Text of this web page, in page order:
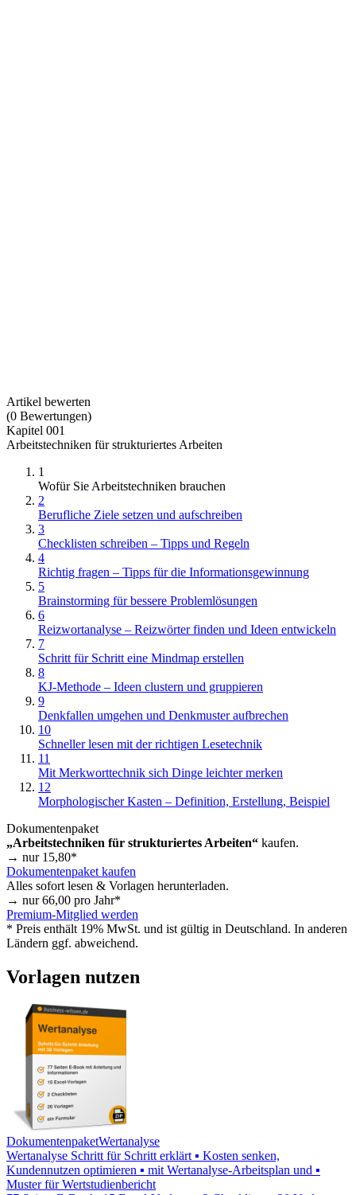
Artikel bewerten
(0 Bewertungen)
Kapitel 001
Arbeitstechniken für strukturiertes Arbeiten
1
Wofür Sie Arbeitstechniken brauchen
2
Berufliche Ziele setzen und aufschreiben
3
Checklisten schreiben – Tipps und Regeln
4
Richtig fragen – Tipps für die Informationsgewinnung
5
Brainstorming für bessere Problemlösungen
6
Reizwortanalyse – Reizwörter finden und Ideen entwickeln
7
Schritt für Schritt eine Mindmap erstellen
8
KJ-Methode – Ideen clustern und gruppieren
9
Denkfallen umgehen und Denkmuster aufbrechen
10
Schneller lesen mit der richtigen Lesetechnik
11
Mit Merkworttechnik sich Dinge leichter merken
12
Morphologischer Kasten – Definition, Erstellung, Beispiel
Dokumentenpaket
„Arbeitstechniken für strukturiertes Arbeiten“ kaufen.
→ nur 15,80*
Dokumentenpaket kaufen
Alles sofort lesen & Vorlagen herunterladen.
→ nur66,00 pro Jahr*
Premium-Mitglied werden
* Preis enthält 19% MwSt. und ist gültig in Deutschland. In anderen
Ländern ggf. abweichend.
Vorlagen nutzen
DokumentenpaketWertanalyse
Wertanalyse Schritt für Schritt erklärt ▪ Kosten senken,
Kundennutzen optimieren ▪ mit Wertanalyse-Arbeitsplan und ▪
Muster für Wertstudienbericht